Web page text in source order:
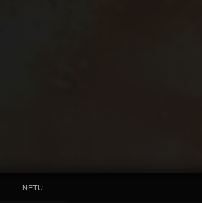
NETU